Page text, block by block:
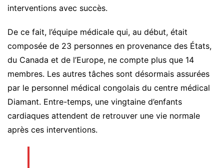
interventions avec succès.
De ce fait, l’équipe médicale qui, au début, était
composée de 23 personnes en provenance des États,
du Canada et de l’Europe, ne compte plus que 14
membres. Les autres tâches sont désormais assurées
par le personnel médical congolais du centre médical
Diamant. Entre-temps, une vingtaine d’enfants
cardiaques attendent de retrouver une vie normale
après ces interventions.